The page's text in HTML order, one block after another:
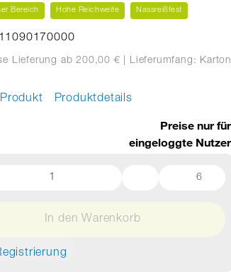
Bereich Hohe Reichweite Nassreißfest
Lieferung ab 200,00 € | Lieferumfang: Karton
Produktdetails
Preise nur für
eingeloggte Nutzer
6
In den Warenkorb